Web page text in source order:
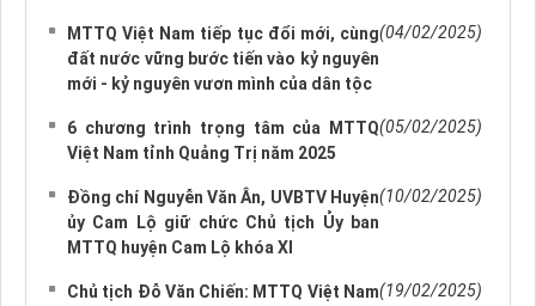
MTTQ Việt Nam tiếp tục đổi mới, cùng
đất nước vững bước tiến vào kỷ nguyên
mới - kỷ nguyên vươn mình của dân tộc
(04/02/2025)
6 chương trình trọng tâm của MTTQ
Việt Nam tỉnh Quảng Trị năm 2025
(05/02/2025)
Đồng chí Nguyễn Văn Ân, UVBTV Huyện
ủy Cam Lộ giữ chức Chủ tịch Ủy ban
MTTQ huyện Cam Lộ khóa XI
(10/02/2025)
Chủ tịch Đỗ Văn Chiến: MTTQ Việt Nam(19/02/2025)